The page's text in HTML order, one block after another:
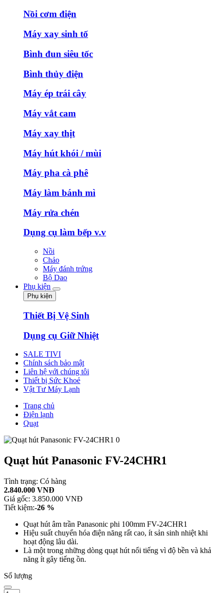
Nồi cơm điện
Máy xay sinh tố
Bình đun siêu tốc
Bình thủy điện
Máy ép trái cây
Máy vắt cam
Máy xay thịt
Máy hút khói / mùi
Máy pha cà phê
Máy làm bánh mì
Máy rửa chén
Dụng cụ làm bếp v.v
Nồi
Chảo
Máy đánh trứng
Bộ Dao
Phụ kiện
Phụ kiện
Thiết Bị Vệ Sinh
Dụng cụ Giữ Nhiệt
SALE TIVI
Chính sách bảo mật
Liên hệ với chúng tôi
Thiết bị Sức Khoẻ
Vật Tư Máy Lạnh
Trang chủ
Điện lạnh
Quạt
Quạt hút Panasonic FV-24CHR1
Tình trạng: Có hàng
2.840.000 VNĐ
Giá gốc: 3.850.000 VNĐ
Tiết kiệm:-26 %
Quạt hút âm trần Panasonic phi 100mm FV-24CHR1
Hiệu suất chuyển hóa điện năng rất cao, ít sản sinh nhiệt khi
hoạt động lâu dài.
Là một trong những dòng quạt hút nổi tiếng vì độ bền và khả
năng ít gây tiếng ồn.
Số lượng